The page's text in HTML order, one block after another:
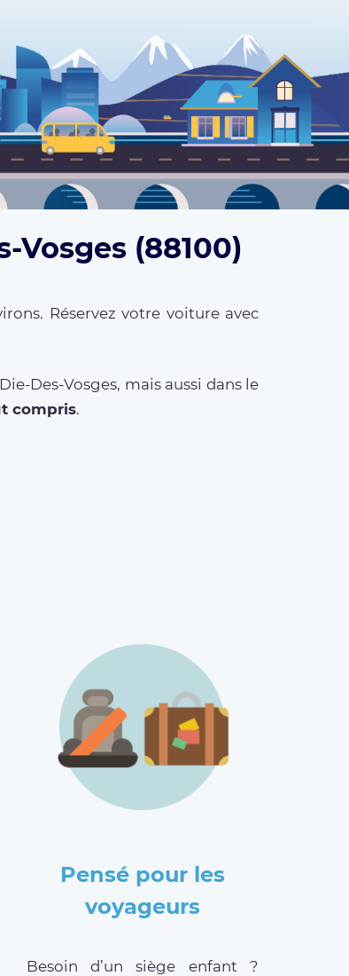
Vosges (88100)
Réservez votre voiture avec
Des-Vosges, mais aussi dans le
compris.
Pensé pour les
voyageurs
Besoin d’un siège enfant ?